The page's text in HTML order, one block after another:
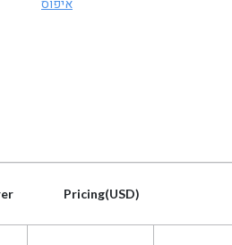
איפוס
Pricing(USD)
Pricing(USD)